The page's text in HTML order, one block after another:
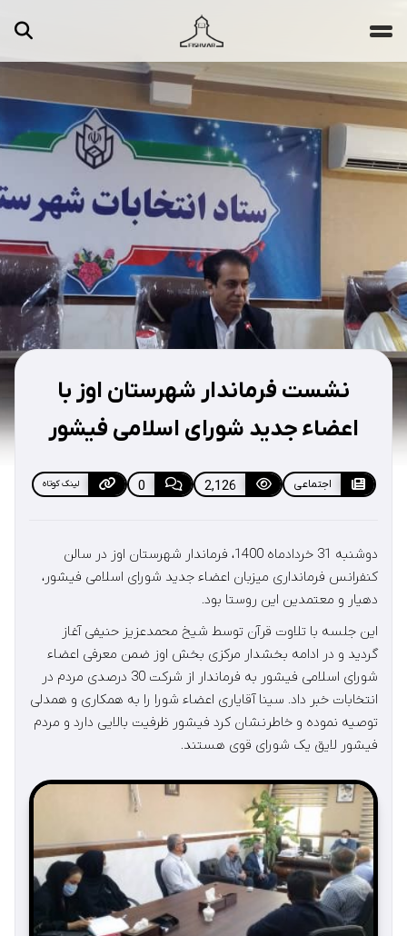
مقالات تصاویر
ویدیوها دسته‌بندی‌ها
جستجو ...
نشست فرماندار شهرستان اوز با
اعضاء جدید شورای اسلامی فیشور
اجتماعی 2,126
0 لینک کوتاه
دوشنبه 31 خردادماه 1400، فرماندار شهرستان اوز در سالن
کنفرانس فرمانداری میزبان اعضاء جدید شورای اسلامی فیشور،
دهیار و معتمدین این روستا بود.
این جلسه با تلاوت قرآن توسط شیخ محمدعزیز حنیفی آغاز
گردید و در ادامه بخشدار مرکزی بخش اوز ضمن معرفی اعضاء
شورای اسلامی فیشور به فرماندار از شرکت 30 درصدی مردم در
انتخابات خبر داد. سینا آقایاری اعضاء شورا را به همکاری و همدلی
توصیه نموده و خاطرنشان کرد فیشور ظرفیت بالایی دارد و مردم
فیشور لایق یک شورای قوی هستند.